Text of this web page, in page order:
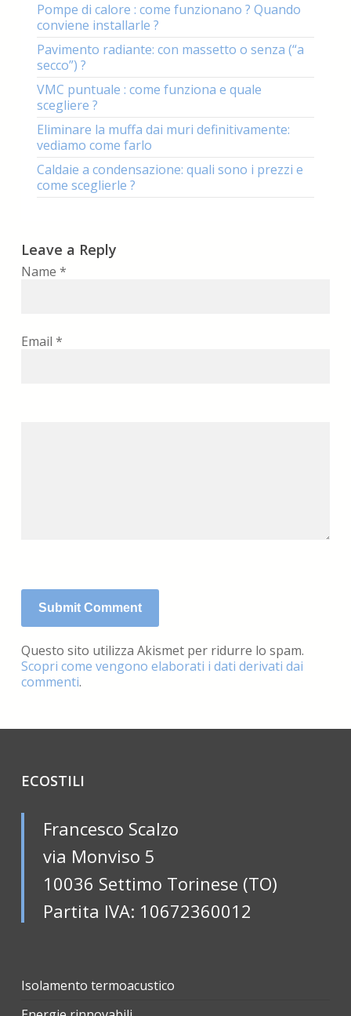
Pompe di calore : come funzionano ? Quando
conviene installarle ?
Pavimento radiante: con massetto o senza (“a
secco”) ?
VMC puntuale : come funziona e quale
scegliere ?
Eliminare la muffa dai muri definitivamente:
vediamo come farlo
Caldaie a condensazione: quali sono i prezzi e
come sceglierle ?
Leave a Reply
Name *
Email *
Questo sito utilizza Akismet per ridurre lo spam.
Scopri come vengono elaborati i dati derivati dai
commenti.
ECOSTILI
Francesco Scalzo
via Monviso 5
10036 Settimo Torinese (TO)
Partita IVA: 10672360012
Isolamento termoacustico